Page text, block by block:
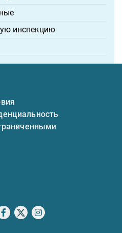
инспекцию
Facebook
X Instagram